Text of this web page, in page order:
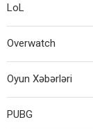
LoL
Overwatch
Oyun Xəbərləri
PUBG